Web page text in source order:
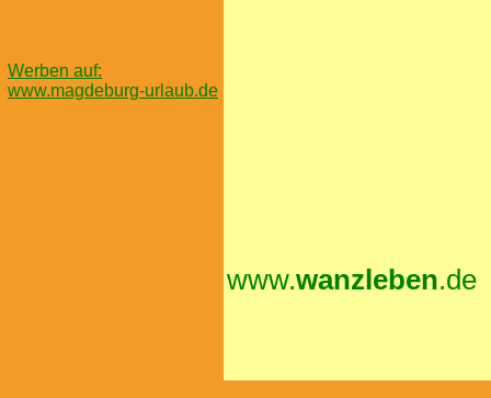
Werben auf:
www.magdeburg-urlaub.de
www.wanzleben.de